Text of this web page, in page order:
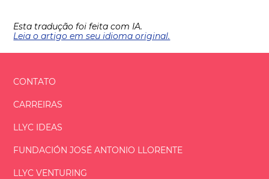
Esta tradução foi feita com IA.
Leia o artigo em seu idioma original.
CONTATO
CARREIRAS
LLYC IDEAS
FUNDACIÓNJOSÉ ANTONIO LLORENTE
LLYC VENTURING